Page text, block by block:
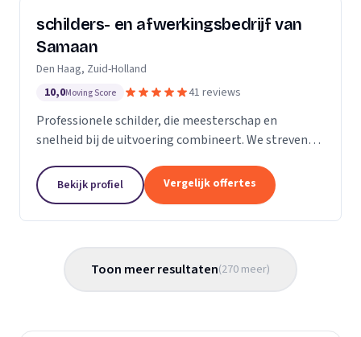
schilders- en afwerkingsbedrijf van
Samaan
Den Haag, Zuid-Holland
10,0Moving Score 41 reviews
Professionele schilder, die meesterschap en
snelheid bij de uitvoering combineert. We streven
flexibiliteit, onderscheidende kwaliteit en
concurrerende...
Bekijk profiel Vergelijk offertes
Toon meer resultaten(270 meer)